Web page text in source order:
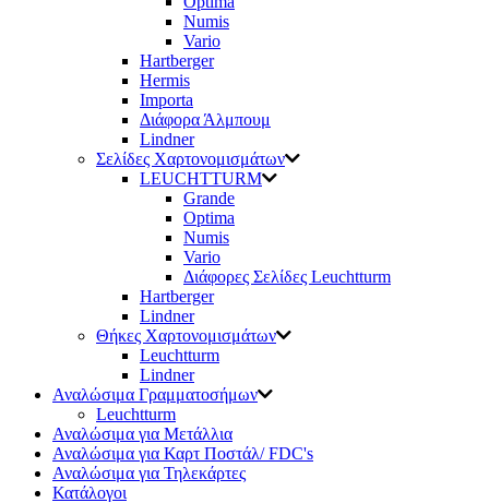
Numis
Vario
Hartberger
Hermis
Importa
Διάφορα Άλμπουμ
Lindner
Σελίδες Χαρτονομισμάτων
LEUCHTTURM
Grande
Optima
Numis
Vario
Διάφορες Σελίδες Leuchtturm
Hartberger
Lindner
Θήκες Χαρτονομισμάτων
Leuchtturm
Lindner
Αναλώσιμα Γραμματοσήμων
Leuchtturm
Αναλώσιμα για Μετάλλια
Αναλώσιμα για Καρτ Ποστάλ/ FDC's
Αναλώσιμα για Τηλεκάρτες
Κατάλογοι